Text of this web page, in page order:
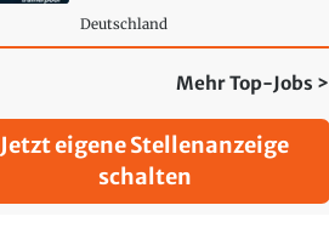
Deutschland
Mehr Top-Jobs >
Jetzt eigene Stellenanzeige
schalten